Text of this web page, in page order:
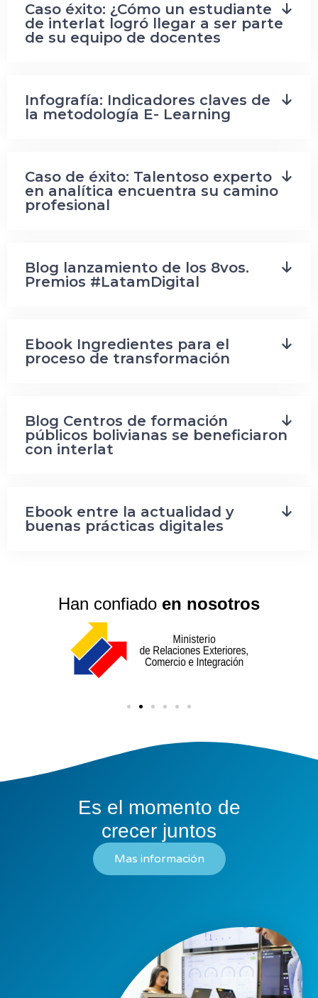
Caso éxito: ¿Cómo un estudiante
de interlat logró llegar a ser parte
de su equipo de docentes
Infografía: Indicadores claves de
la metodología E- Learning
Caso de éxito: Talentoso experto
en analítica encuentra su camino
profesional
Blog lanzamiento de los 8vos.
Premios #LatamDigital
Ebook Ingredientes para el
proceso de transformación
Blog Centros de formación
públicos bolivianas se beneficiaron
con interlat
Ebook entre la actualidad y
buenas prácticas digitales
Han confiado en nosotros
Es el momento de
crecer juntos
Mas información